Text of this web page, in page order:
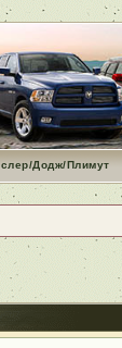
Додж/Плимут